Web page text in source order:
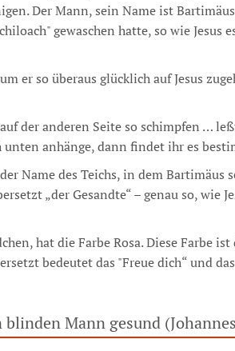
Der Mann, sein Name ist
gewaschen hatte, so wie Jesus
er so überaus glücklich auf Jesus
der anderen Seite so schimpfen …
unten anhänge, dann findet ihr es
Name des Teichs, in dem Bartimäus
„der Gesandte“ – genau so, wie
hat die Farbe Rosa. Diese Farbe
bedeutet das "Freue dich“ und
blinden Mann gesund